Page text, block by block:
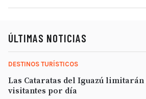
ÚLTIMAS NOTICIAS
DESTINOS TURÍSTICOS
Las Cataratas del Iguazú limitarán
visitantes por día